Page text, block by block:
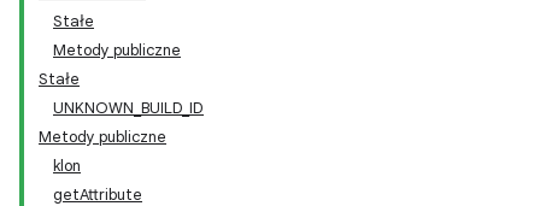
Stałe
Metody publiczne
Stałe
UNKNOWN_BUILD_ID
Metody publiczne
klon
getAttribute